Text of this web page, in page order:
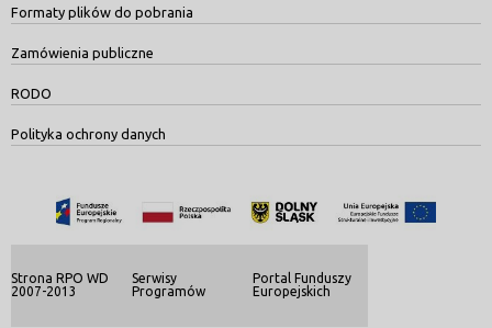
Formaty plików do pobrania
Zamówienia publiczne
RODO
Polityka ochrony danych
Strona RPO WD
2007-2013
Serwisy
Programów
Portal Funduszy
Europejskich